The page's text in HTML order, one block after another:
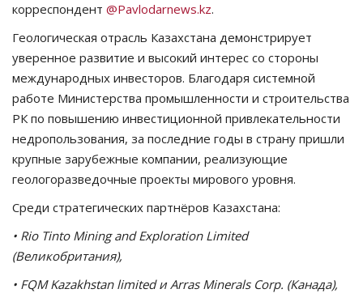
Язык
корреспондент @Pavlodarnews.kz.
Геологическая отрасль Казахстана демонстрирует
уверенное развитие и высокий интерес со стороны
международных инвесторов. Благодаря системной
работе Министерства промышленности и строительства
РК по повышению инвестиционной привлекательности
недропользования, за последние годы в страну пришли
крупные зарубежные компании, реализующие
геологоразведочные проекты мирового уровня.
Среди стратегических партнёров Казахстана:
• Rio Tinto Mining and Exploration Limited
(Великобритания),
• FQM Kazakhstan limited и Arras Minerals Corp. (Канада),